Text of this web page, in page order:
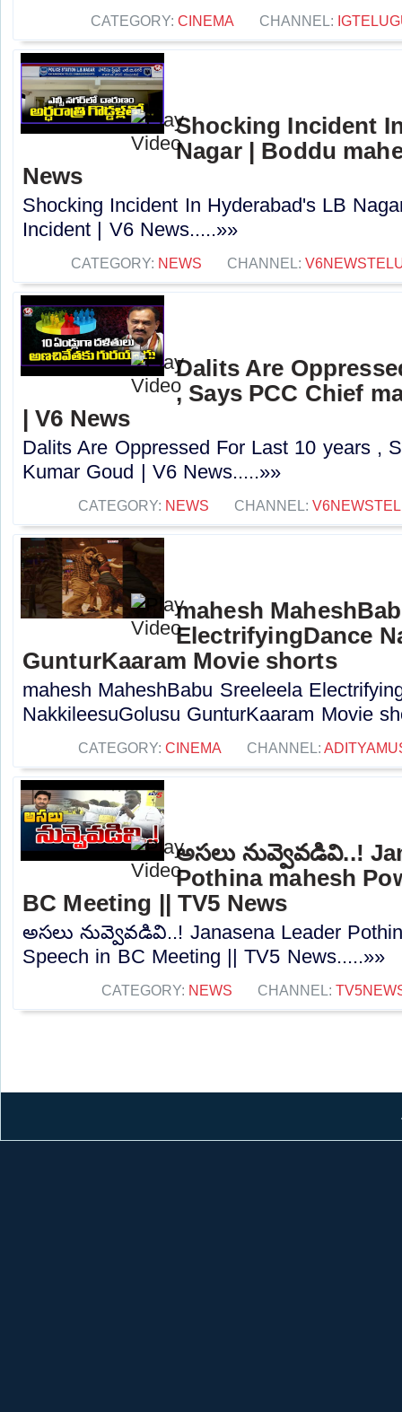
CATEGORY: CINEMA CHANNEL:
Shocking Incident
Nagar | Boddu
News
Shocking Incident In Hyderabad's LB
Incident | V6 News.....»»
CATEGORY: NEWS CHANNEL:
Dalits Are
, Says PCC Chief
| V6 News
Dalits Are Oppressed For Last 10 years ,
Kumar Goud | V6 News.....»»
CATEGORY: NEWS CHANNEL:
mahesh
ElectrifyingDance
GunturKaaram Movie shorts
mahesh MaheshBabu Sreeleela
NakkileesuGolusu GunturKaaram Movie
CATEGORY: CINEMA CHANNEL:
అసలు నువ్వెవడివి..!
Pothina mahesh
BC Meeting || TV5 News
అసలు నువ్వెవడివి..! Janasena Leader
Speech in BC Meeting || TV5 News.....»»
CATEGORY: NEWS CHANNEL: